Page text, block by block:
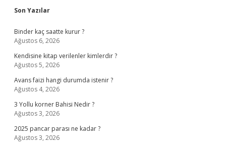
Sidebar
Son Yazılar
Binder kaç saatte kurur ?
Ağustos 6, 2026
Kendisine kitap verilenler kimlerdir ?
Ağustos 5, 2026
Avans faizi hangi durumda istenir ?
Ağustos 4, 2026
3 Yollu korner Bahisi Nedir ?
Ağustos 3, 2026
2025 pancar parası ne kadar ?
Ağustos 3, 2026